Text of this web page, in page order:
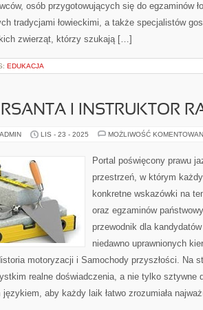
osób przygotowujących się do egzaminów
tradycjami łowieckimi, a także specjalistów
zwierząt, którzy szukają […]
EDUKACJA
I INSTRUKTOR
LIS - 23 - 2025 MOŻLIWOŚĆ
Portal poświęcony prawu
przestrzeń, w którym
konkretne wskazówki na
oraz egzaminów
przewodnik dla
niedawno uprawnionych
motoryzacji i Samochody przyszłości. Na
realne doświadczenia, a nie tylko sztywne
aby każdy laik łatwo zrozumiała